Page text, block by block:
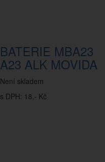
BATERIE MBA23
A23 ALK MOVIDA
Není skladem
s DPH: 18,- Kč